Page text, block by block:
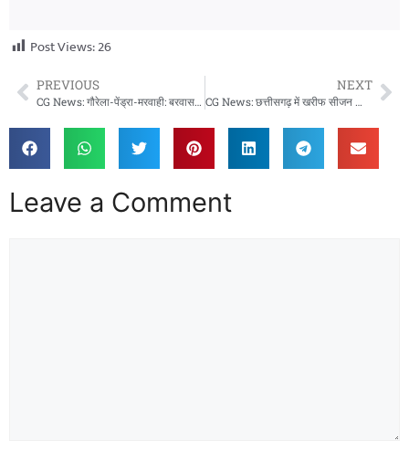
Post Views:26
PREVIOUS
CG News: गौरेला-पेंड्रा-मरवाही: बरवासन ग्राम पंचायत में जल जीवन मिशन से बदली तस्वीर, हर घर नल से मिल रहा शुद्ध जल
NEXT
CG News: छत्तीसगढ़ में खरीफ सीजन की तैयारी तेज, सोसाइटियों में सुगमता से मिल रहा खाद और बीज
Leave a Comment